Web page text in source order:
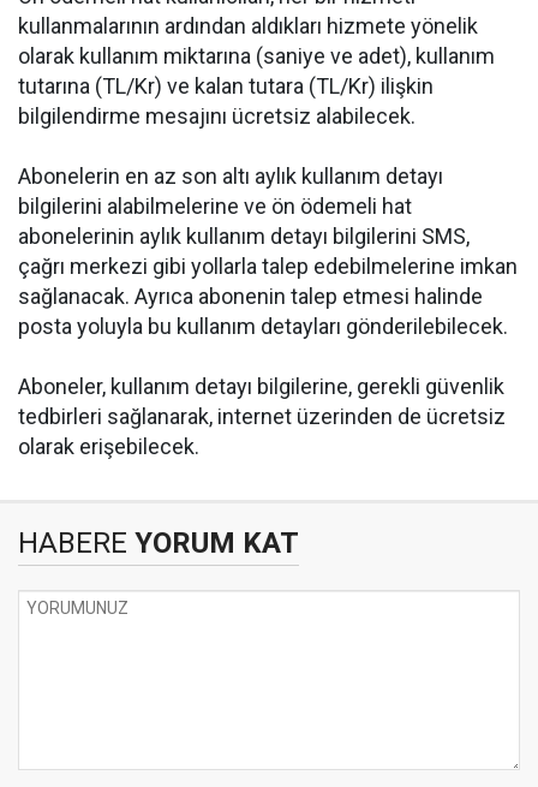
kullanmalarının ardından aldıkları hizmete yönelik
olarak kullanım miktarına (saniye ve adet), kullanım
tutarına (TL/Kr) ve kalan tutara (TL/Kr) ilişkin
bilgilendirme mesajını ücretsiz alabilecek.
Abonelerin en az son altı aylık kullanım detayı
bilgilerini alabilmelerine ve ön ödemeli hat
abonelerinin aylık kullanım detayı bilgilerini SMS,
çağrı merkezi gibi yollarla talep edebilmelerine imkan
sağlanacak. Ayrıca abonenin talep etmesi halinde
posta yoluyla bu kullanım detayları gönderilebilecek.
Aboneler, kullanım detayı bilgilerine, gerekli güvenlik
tedbirleri sağlanarak, internet üzerinden de ücretsiz
olarak erişebilecek.
HABERE YORUM KAT